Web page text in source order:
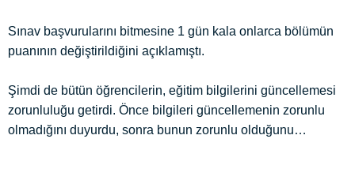
Sınav başvurularını bitmesine 1 gün kala onlarca bölümün
puanının değiştirildiğini açıklamıştı.
Şimdi de bütün öğrencilerin, eğitim bilgilerini güncellemesi
zorunluluğu getirdi. Önce bilgileri güncellemenin zorunlu
olmadığını duyurdu, sonra bunun zorunlu olduğunu…